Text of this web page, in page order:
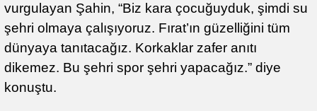
vurgulayan Şahin, “Biz kara çocuğuyduk, şimdi su
şehri olmaya çalışıyoruz. Fırat’ın güzelliğini tüm
dünyaya tanıtacağız. Korkaklar zafer anıtı
dikemez. Bu şehri spor şehri yapacağız.” diye
konuştu.